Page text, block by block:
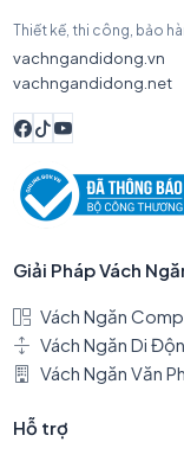
Thiết kế, thi công, bảo
vachngandidong.vn
vachngandidong.net
Giải Pháp Vách
Vách Ngăn
Vách Ngăn Di
Vách Ngăn Văn
Hỗ trợ